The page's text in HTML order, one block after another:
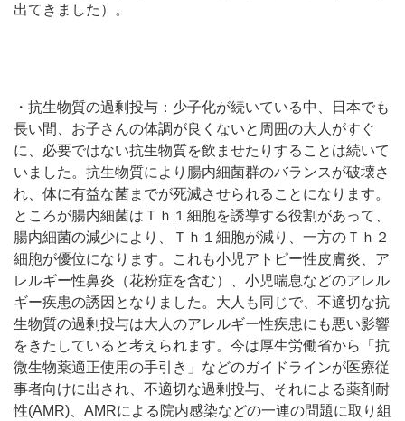
出てきました）。
・抗生物質の過剰投与：少子化が続いている中、日本でも
長い間、お子さんの体調が良くないと周囲の大人がすぐ
に、必要ではない抗生物質を飲ませたりすることは続いて
いました。抗生物質により腸内細菌群のバランスが破壊さ
れ、体に有益な菌までが死滅させられることになります。
ところが腸内細菌はＴｈ１細胞を誘導する役割があって、
腸内細菌の減少により、Ｔｈ１細胞が減り、一方のＴｈ２
細胞が優位になります。これも小児アトピー性皮膚炎、ア
レルギー性鼻炎（花粉症を含む）、小児喘息などのアレル
ギー疾患の誘因となりました。大人も同じで、不適切な抗
生物質の過剰投与は大人のアレルギー性疾患にも悪い影響
をきたしていると考えられます。今は厚生労働省から「抗
微生物薬適正使用の手引き」などのガイドラインが医療従
事者向けに出され、不適切な過剰投与、それによる薬剤耐
性(AMR)、AMRによる院内感染などの一連の問題に取り組